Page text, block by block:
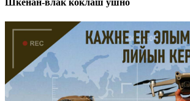
Шкенан-влак коклаш ушно